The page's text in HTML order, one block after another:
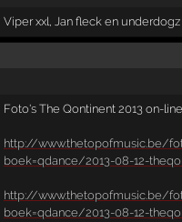
Viper xxl, Jan fleck en
Foto's The Qontinent 2013 on-
http://www.thetopofmusic.be/
boek=qdance/2013-08-12-
http://www.thetopofmusic.be/
boek=qdance/2013-08-12-